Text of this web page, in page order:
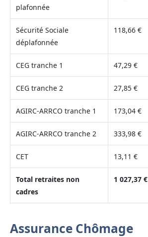
plafonnée
Sécurité Sociale
déplafonnée
118,66 €
CEG tranche 1 47,29 €
CEG tranche 2 27,85 €
AGIRC-ARRCO tranche 1 173,04 €
AGIRC-ARRCO tranche 2 333,98 €
CET 13,11 €
Total retraites non
cadres
1 027,37 €
Assurance Chômage